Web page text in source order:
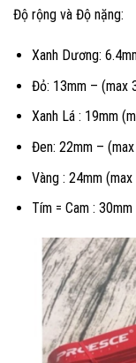
Độ rộng và Độ nặng:
Xanh Dương:
Đỏ: 13mm – (max
Xanh Lá : 19mm
Đen: 22mm –
Vàng : 24mm
Tím = Cam :